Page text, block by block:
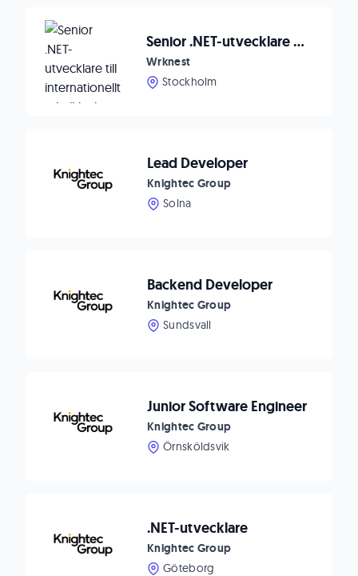
Senior .NET-utvecklare till internationellt teknikbolag 🚀
Wrknest
Stockholm
Lead Developer
Knightec Group
Solna
Backend Developer
Knightec Group
Sundsvall
Junior Software Engineer
Knightec Group
Örnsköldsvik
.NET-utvecklare
Knightec Group
Göteborg